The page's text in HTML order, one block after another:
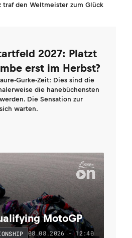
traf den Weltmeister zum Glück
2027: Platzt
erst im Herbst?
Gurke-Zeit: Dies sind die
die hanebüchensten
Die Sensation zur
warten.
MotoGP
08.08.2026 - 12:40